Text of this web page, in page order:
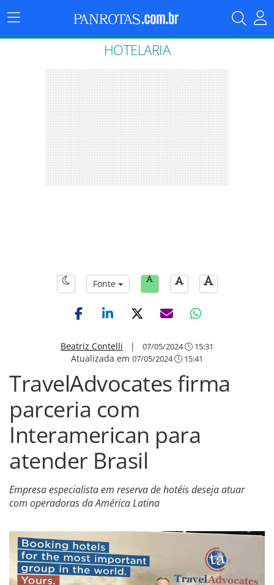
Menu
Principal
HOTELARIA
Fonte
Beatriz Contelli | 07/05/2024 15:31
Atualizada em 07/05/2024 15:41
TravelAdvocates firma
parceria com
Interamerican para
atender Brasil
Empresa especialista em reserva de hotéis deseja atuar
com operadoras da América Latina